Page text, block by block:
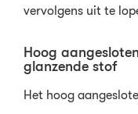
vervolgens uit te
Hoog
glanzende stof
Het hoog